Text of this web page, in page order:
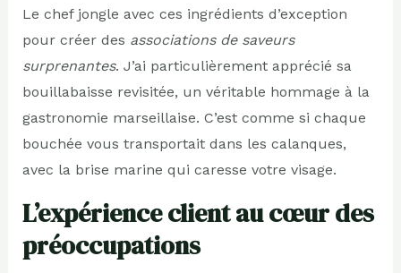
Le chef jongle avec ces ingrédients d’exception
pour créer des associations de saveurs
surprenantes. J’ai particulièrement apprécié sa
bouillabaisse revisitée, un véritable hommage à la
gastronomie marseillaise. C’est comme si chaque
bouchée vous transportait dans les calanques,
avec la brise marine qui caresse votre visage.
L’expérience client au cœur des
préoccupations